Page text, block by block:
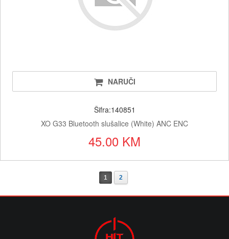
NARUČI
Šifra:140851
XO G33 Bluetooth slušalice (White) ANC ENC
45.00 KM
1 2